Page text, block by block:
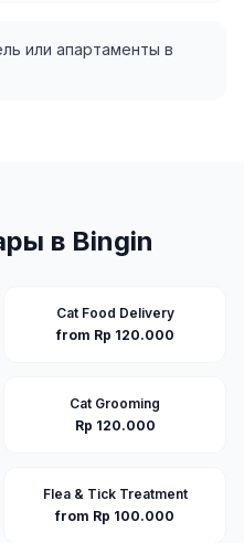
или апартаменты в
в Bingin
Cat Food Delivery
from Rp 120.000
Cat Grooming
Rp 120.000
Flea & Tick Treatment
from Rp 100.000